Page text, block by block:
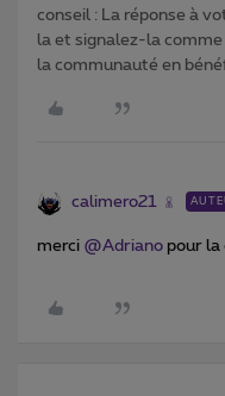
conseil : La réponse à
la et signalez-la comme
la communauté en
calimero21
merci @Adriano pour